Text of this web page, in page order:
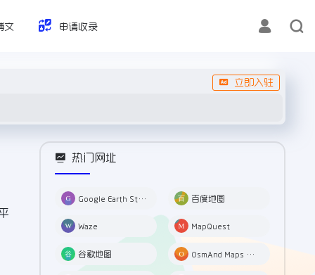
文 申请收录
立即入驻
热门网址
Google Earth Studio 谷歌3D地图 百度地图
Waze MapQuest
谷歌地图 OsmAnd Maps & Navigation